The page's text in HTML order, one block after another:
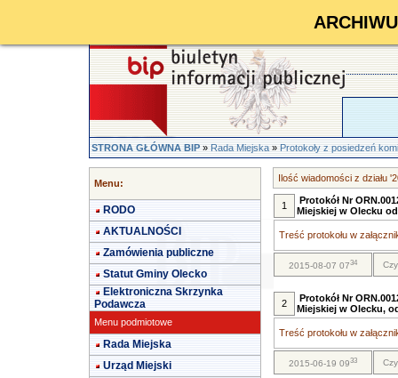
STRONA GŁÓWNA BIP»Rada Miejska»Protokoły z posiedzeń
Menu:
RODO
AKTUALNOŚCI
Zamówienia publiczne
Statut Gminy Olecko
Elektroniczna Skrzynka
Podawcza
Menu podmiotowe
Rada Miejska
Urząd Miejski
Ilość wiadomości z działu
1
Protokół Nr
Miejskiej w Olecku
Treść protokołu w
2015-08-07 0734
2
Protokół Nr
Miejskiej w Olecku,
Treść protokołu w
2015-06-19 0933